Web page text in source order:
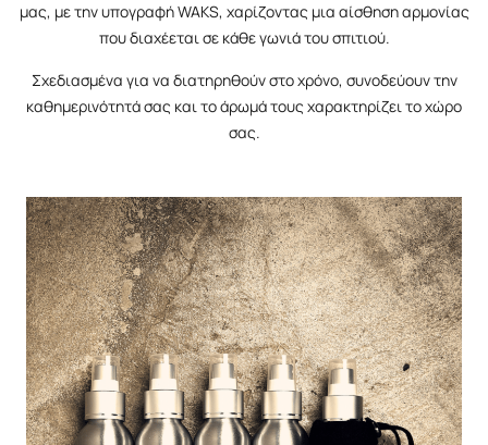
μας, με την υπογραφή WAKS, χαρίζοντας μια αίσθηση αρμονίας
που διαχέεται σε κάθε γωνιά του σπιτιού.
Σχεδιασμένα για να διατηρηθούν στο χρόνο, συνοδεύουν την
καθημερινότητά σας και το άρωμά τους χαρακτηρίζει το χώρο
σας.